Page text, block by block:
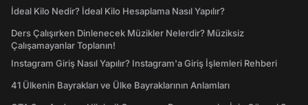
İdeal Kilo Nedir? İdeal Kilo Hesaplama Nasıl Yapılır?
Ders Çalışırken Dinlenecek Müzikler Nelerdir? Müziksiz
Çalışamayanlar Toplanın!
Instagram Giriş Nasıl Yapılır? Instagram'a Giriş İşlemleri Rehberi
41 Ülkenin Bayrakları ve Ülke Bayraklarının Anlamları